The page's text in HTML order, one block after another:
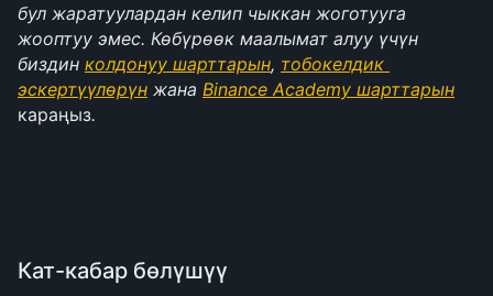
бул жаратуулардан келип чыккан жоготууга
жооптуу эмес. Көбүрөөк маалымат алуу үчүн
биздин колдонуу шарттарын, тобокелдик
эскертүүлөрүн жана Binance Academy шарттарын
караңыз.
Кат-кабар бөлүшүү